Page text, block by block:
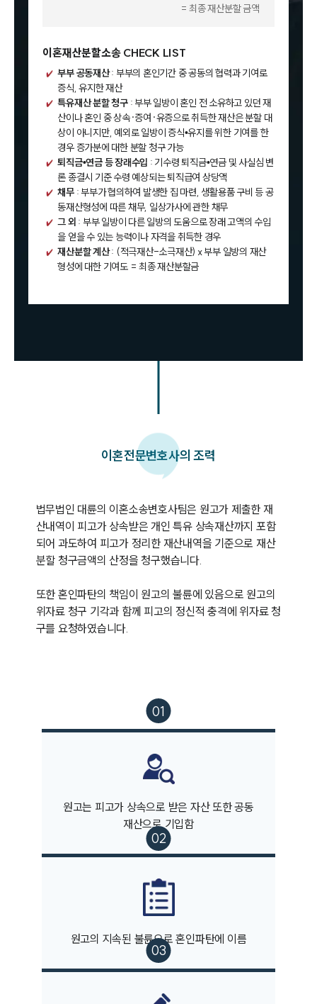
부소개
부소개
오시는 길
글로벌 파트너 로펌
고객의 소리
AI대륜
= 최종 재산분할 금액
이혼재산분할소송 CHECK LIST
부부 공동재산: 부부의 혼인기간 중 공동의 협력과 기여로
증식, 유지한 재산
특유재산 분할 청구: 부부 일방이 혼인 전 소유하고 있던 재
산이나 혼인 중 상속·증여·유증으로 취득한 재산은 분할 대
상이 아니지만, 예외로 일방이 증식•유지를 위한 기여를 한
경우 증가분에 대한 분할 청구 가능
퇴직금•연금 등 장래수입 : 기수령 퇴직금•연금 및 사실심 변
론 종결시 기준 수령 예상되는 퇴직급여 상당액
채무: 부부가 협의하여 발생한 집 마련, 생활용품 구비 등 공
동재산형성에 따른 채무, 일상가사에 관한 채무
그 외 : 부부 일방이 다른 일방의 도움으로 장래 고액의 수입
을 얻을 수 있는 능력이나 자격을 취득한 경우
재산분할 계산: (적극재산-소극재산) x 부부 일방의 재산
형성에 대한 기여도 = 최종 재산분할금
이혼전문변호사의 조력
법무법인 대륜의 이혼소송변호사팀은 원고가 제출한 재
산내역이 피고가 상속받은 개인 특유 상속재산까지 포함
되어 과도하여 피고가 정리한 재산내역을 기준으로 재산
분할 청구금액의 산정을 청구했습니다.
또한 혼인파탄의 책임이 원고의 불륜에 있음으로 원고의
위자료 청구 기각과 함께 피고의 정신적 충격에 위자료 청
구를 요청하였습니다.
원고는 피고가 상속으로 받은 자산 또한 공동
재산으로 기입함
원고의 지속된 불륜으로 혼인파탄에 이름